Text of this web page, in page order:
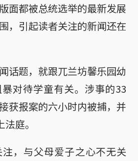
面都被总统选举的最新发展
，引起读者关注的新闻还在
话题，就跟兀兰坊馨乐园幼
对待学童有关。涉事的33
获报案的六小时内被捕，并
庭。
，与父母爱子之心不无关